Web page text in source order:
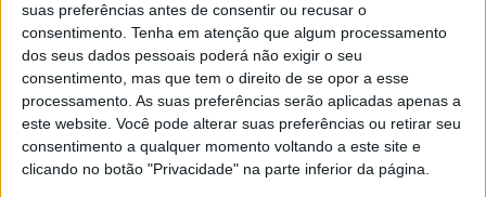
suas preferências antes de consentir ou recusar o
consentimento. Tenha em atenção que algum processamento
dos seus dados pessoais poderá não exigir o seu
consentimento, mas que tem o direito de se opor a esse
processamento. As suas preferências serão aplicadas apenas a
este website. Você pode alterar suas preferências ou retirar seu
consentimento a qualquer momento voltando a este site e
clicando no botão "Privacidade" na parte inferior da página.
essencial» para dar corpo à inscrição desta arte na lista
representativa do Património Cultural Imaterial da
Humanidade.
A autarca conta que o procedimento «esteja concluído
ainda no final deste mês», o que «nos leva a crer que no